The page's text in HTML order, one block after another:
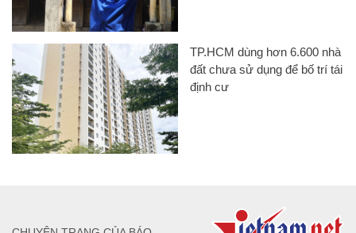
TP.HCM dùng hơn 6.600 nhà
đất chưa sử dụng để bố trí tái
định cư